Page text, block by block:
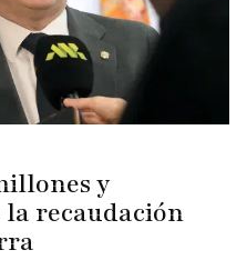
y
la recaudación